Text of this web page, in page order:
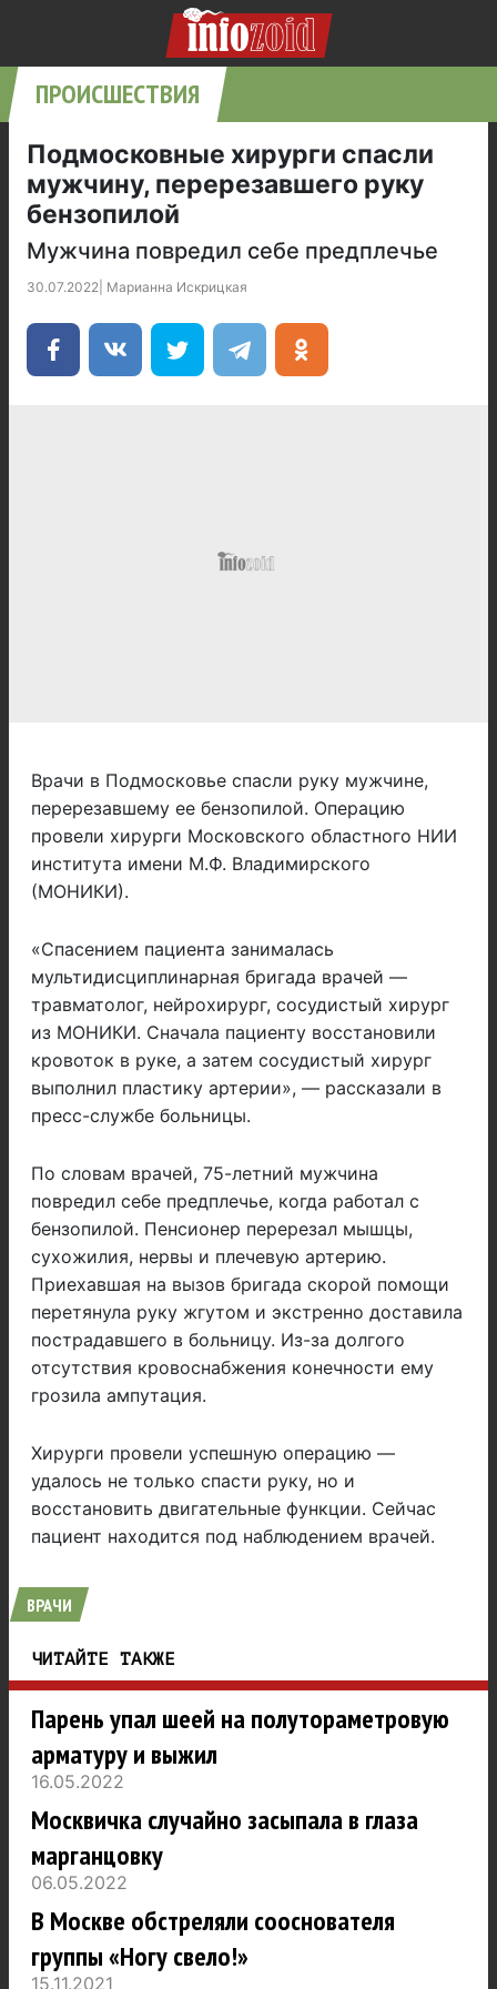
ПРОИСШЕСТВИЯ
Подмосковные хирурги спасли
мужчину, перерезавшего руку
бензопилой
Мужчина повредил себе предплечье
30.07.2022 Марианна Искрицкая
Врачи в Подмосковье спасли руку мужчине,
перерезавшему ее бензопилой. Операцию
провели хирурги Московского областного НИИ
института имени М.Ф. Владимирского
(МОНИКИ).
«Спасением пациента занималась
мультидисциплинарная бригада врачей —
травматолог, нейрохирург, сосудистый хирург
из МОНИКИ. Сначала пациенту восстановили
кровоток в руке, а затем сосудистый хирург
выполнил пластику артерии», — рассказали в
пресс-службе больницы.
По словам врачей, 75-летний мужчина
повредил себе предплечье, когда работал с
бензопилой. Пенсионер перерезал мышцы,
сухожилия, нервы и плечевую артерию.
Приехавшая на вызов бригада скорой помощи
перетянула руку жгутом и экстренно доставила
пострадавшего в больницу. Из-за долгого
отсутствия кровоснабжения конечности ему
грозила ампутация.
Хирурги провели успешную операцию —
удалось не только спасти руку, но и
восстановить двигательные функции. Сейчас
пациент находится под наблюдением врачей.
ВРАЧИ
ЧИТАЙТЕ ТАКЖЕ
Парень упал шеей на полутораметровую
арматуру и выжил
16.05.2022
Москвичка случайно засыпала в глаза
марганцовку
06.05.2022
В Москве обстреляли сооснователя
группы «Ногу свело!»
15.11.2021